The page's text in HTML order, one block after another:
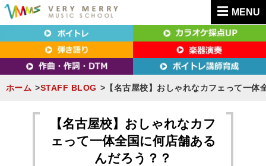
MENU
東京（新宿・八王子）・横浜・名古屋・京都で
「本気」になれるボイトレ教室｜VERY MERRY
MUSIC SCHOOL（ベリーメリー）
東京（新宿・八王子）・横浜・名古屋・京都で「本気」になれるボイトレ教室｜
VERY MERRY MUSIC SCHOOL（ベリーメリー）
ホーム STAFF BLOG 【名古屋校】おしゃれなカフェって一
【名古屋校】おしゃれなカフ
ェって一体全国に何店舗ある
んだろう？？